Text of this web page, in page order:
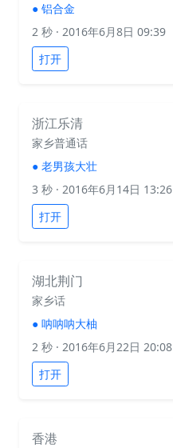
● 铝合金
2 秒 · 2016年6月8日 09:39
打开
浙江乐清
家乡普通话
● 老男孩大壮
3 秒 · 2016年6月14日 13:26
打开
湖北荆门
家乡话
● 呐呐呐大柚
2 秒 · 2016年6月22日 20:08
打开
香港